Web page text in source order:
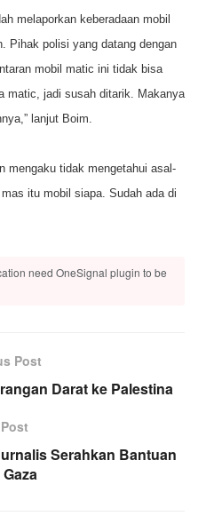
melaporkan keberadaan mobil
Pihak polisi yang datang dengan
mobil matic ini tidak bisa
matic, jadi susah ditarik. Makanya
lanjut Boim.
mengaku tidak mengetahui asal-
itu mobil siapa. Sudah ada di
need OneSignal plugin to be
Post
Darat ke Palestina
Serahkan Bantuan